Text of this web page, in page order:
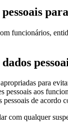
funcionários,
para
pessoais aos
pessoais de
com qualquer